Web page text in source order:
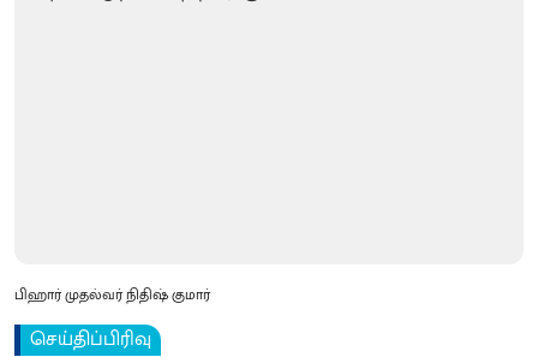
பிஹார் முதல்வர் நிதிஷ் குமார்
செய்திப்பிரிவு